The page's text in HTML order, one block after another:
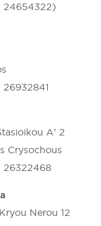
24654322)
26932841
A’ 2
Crysochous
26322468
Nerou 12